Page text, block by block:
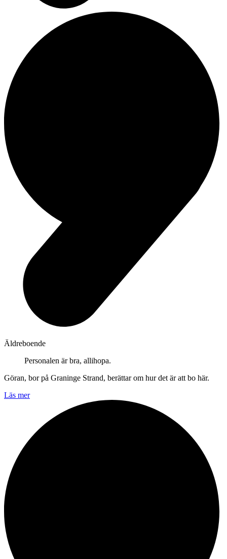
Äldreboende
Personalen är bra, allihopa.
Göran, bor på Graninge Strand, berättar om hur det är att bo här.
Läs mer